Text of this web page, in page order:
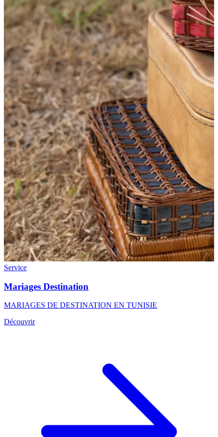
Service
Mariages Destination
MARIAGES DE DESTINATION EN TUNISIE
Découvrir